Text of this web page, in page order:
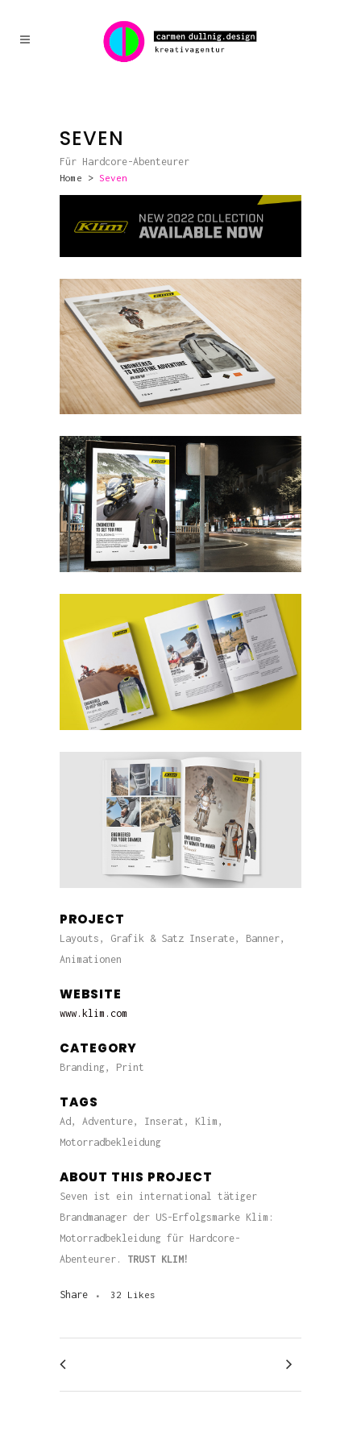
SEVEN
Für Hardcore-Abenteurer
Home > Seven
PROJECT
Layouts, Grafik & Satz Inserate, Banner,
Animationen
WEBSITE
www.klim.com
CATEGORY
Branding, Print
TAGS
Ad, Adventure, Inserat, Klim,
Motorradbekleidung
ABOUT THIS PROJECT
Seven ist ein international tätiger
Brandmanager der US-Erfolgsmarke Klim:
Motorradbekleidung für Hardcore-
Abenteurer. TRUST KLIM!
Share 32 Likes